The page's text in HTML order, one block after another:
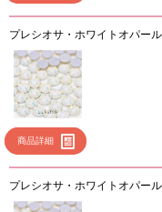
プレシオサ・ホワイトオパー
商品詳細
プレシオサ・ホワイトオパー